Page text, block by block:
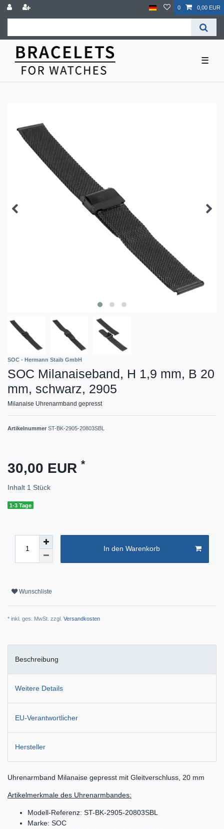
0 0,00 EUR
☰
SOC - Hermann Staib GmbH
SOC Milanaiseband, H 1,9 mm, B 20
mm, schwarz, 2905
Milanaise Uhrenarmband gepresst
Artikelnummer ST-BK-2905-20803SBL
30,00 EUR *
Inhalt 1 Stück
1-3 Tage
In den Warenkorb
Wunschliste
* inkl. ges. MwSt. zzgl. Versandkosten
Beschreibung
Weitere Details
EU-Verantwortlicher
Hersteller
Uhrenarmband Milanaise gepresst mit Gleitverschluss, 20 mm
Artikelmerkmale des Uhrenarmbandes:
Modell-Referenz: ST-BK-2905-20803SBL
Marke: SOC